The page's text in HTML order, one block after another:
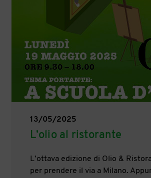
13/05/2025
L’olio al ristorante
L’ottava edizione di Olio &
per prendere il via a Milano.